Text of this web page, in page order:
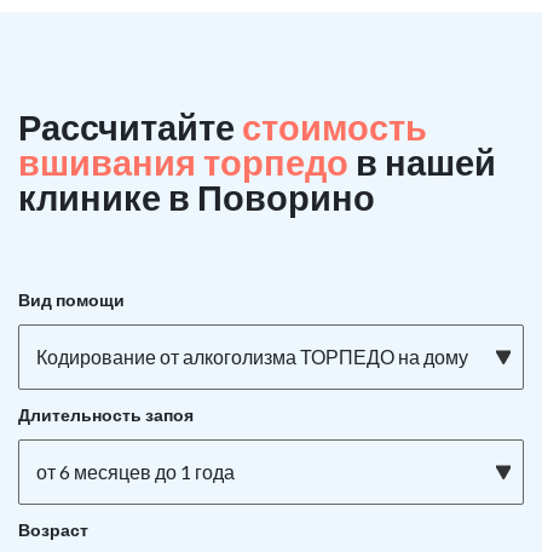
Рассчитайте стоимость
вшивания торпедо в нашей
клинике в Поворино
Вид помощи
Кодирование от алкоголизма ТОРПЕДО на дому
Длительность запоя
от 6 месяцев до 1 года
Возраст